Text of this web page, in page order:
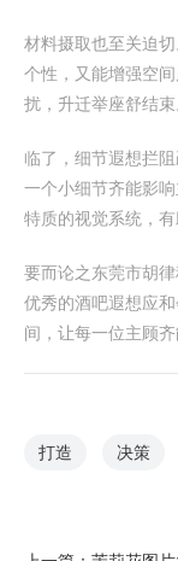
材料摄取也至关迫
个性，又能增强空
扰，升迁举座舒结束
临了，细节遐想拦
一个小细节齐能影
特质的视觉系统，有
要而论之东莞市胡
优秀的酒吧遐想应
间，让每一位主顾
打造 决策